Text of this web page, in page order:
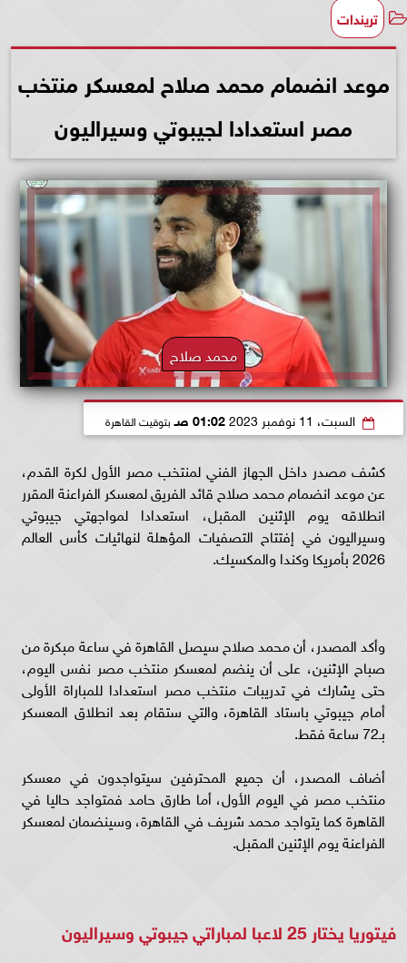
تريندات
موعد انضمام محمد صلاح لمعسكر منتخب
مصر استعدادا لجيبوتي وسيراليون
محمد صلاح
السبت، 11 نوفمبر 2023 01:02 صـ بتوقيت القاهرة
كشف مصدر داخل الجهاز الفني لمنتخب مصر الأول لكرة القدم،
عن موعد انضمام محمد صلاح قائد الفريق لمعسكر الفراعنة المقرر
انطلاقه يوم الإثنين المقبل، استعدادا لمواجهتي جيبوتي
وسيراليون في إفتتاح التصفيات المؤهلة لنهائيات كأس العالم
2026 بأمريكا وكندا والمكسيك.
وأكد المصدر، أن محمد صلاح سيصل القاهرة في ساعة مبكرة من
صباح الإثنين، على أن ينضم لمعسكر منتخب مصر نفس اليوم،
حتى يشارك في تدريبات منتخب مصر استعدادا للمباراة الأولى
أمام جيبوتي باستاد القاهرة، والتي ستقام بعد انطلاق المعسكر
بـ72 ساعة فقط.
أضاف المصدر، أن جميع المحترفين سيتواجدون في معسكر
منتخب مصر في اليوم الأول، أما طارق حامد فمتواجد حاليا في
القاهرة كما يتواجد محمد شريف في القاهرة، وسينضمان لمعسكر
الفراعنة يوم الإثنين المقبل.
فيتوريا يختار 25 لاعبا لمباراتي جيبوتي وسيراليون